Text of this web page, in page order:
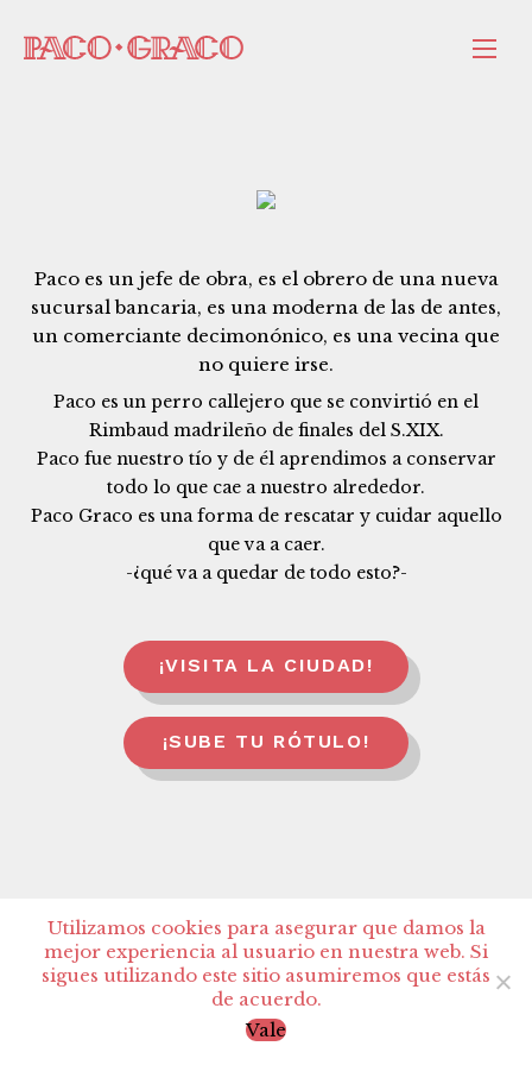
Paco es un jefe de obra, es el obrero de una nueva
sucursal bancaria, es una moderna de las de antes,
un comerciante decimonónico, es una vecina que
no quiere irse.
Paco es un perro callejero que se convirtió en el
Rimbaud madrileño de finales del S.XIX.
Paco fue nuestro tío y de él aprendimos a conservar
todo lo que cae a nuestro alrededor.
Paco Graco es una forma de rescatar y cuidar aquello
que va a caer.
-¿qué va a quedar de todo esto?-
¡VISITA LA CIUDAD!
¡SUBE TU RÓTULO!
Proyecto realizado con el apoyo del programa de ayudas a la
creación del Ayuntamiento de Madrid
Utilizamos cookies para asegurar que damos la
mejor experiencia al usuario en nuestra web. Si
sigues utilizando este sitio asumiremos que estás
de acuerdo.
Vale